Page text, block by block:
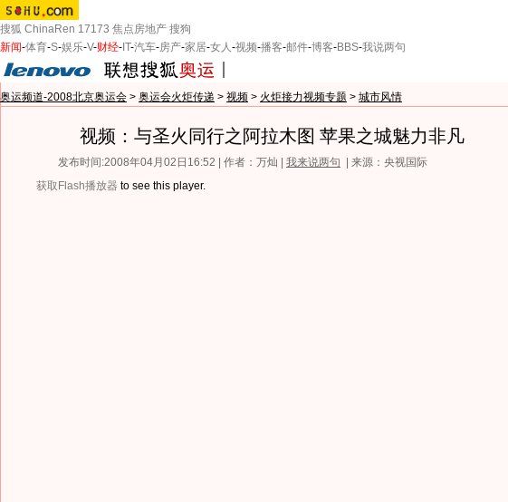
搜狐 ChinaRen 17173 焦点房地产 搜狗
新闻-体育-S-娱乐-V-财经- IT-汽车-房产-家居-女人-视频-播客-邮件-博客-BBS-我说两句
奥运频道-2008北京奥运会 > 奥运会火炬传递 > 视频 > 火炬接力视频专题 > 城市风情
视频：与圣火同行之阿拉木图 苹果之城魅力非凡
发布时间:2008年04月02日16:52 | 作者：万灿 | 我来说两句
| 来源：央视国际
获取Flash播放器 to see this player.